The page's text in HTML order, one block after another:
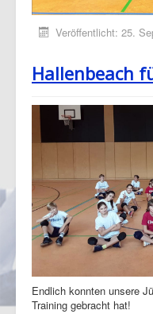
Veröffentlicht: 25.
Hallenbeach
Endlich konnten unsere
Training gebracht hat!